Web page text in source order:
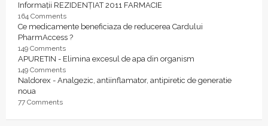
Informații REZIDENȚIAT 2011 FARMACIE
164 Comments
Ce medicamente beneficiaza de reducerea Cardului
PharmAccess ?
149 Comments
APURETIN - Elimina excesul de apa din organism
149 Comments
Naldorex - Analgezic, antiinflamator, antipiretic de generatie
noua
77 Comments